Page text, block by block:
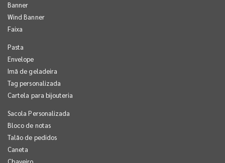
Banner
Wind Banner
Faixa
Pasta
Envelope
Imã de geladeira
Tag personalizada
Cartela para bijouteria
Sacola Personalizada
Bloco de notas
Talão de pedidos
Caneta